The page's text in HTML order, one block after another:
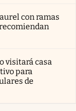
con ramas
visitará casa
para
de